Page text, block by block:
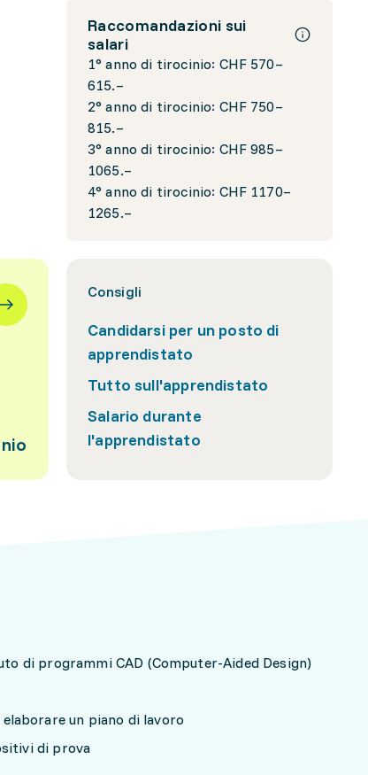
Raccomandazioni sui
salari
1° anno di tirocinio: CHF 570–
615.–
2° anno di tirocinio: CHF 750–
815.–
3° anno di tirocinio: CHF 985–
1065.–
4° anno di tirocinio: CHF 1170–
1265.–
Consigli
Candidarsi per un posto di
apprendistato
Tutto sull'apprendistato
Salario durante
l'apprendistato
di programmi CAD (Computer-Aided Design)
un piano di lavoro
di prova